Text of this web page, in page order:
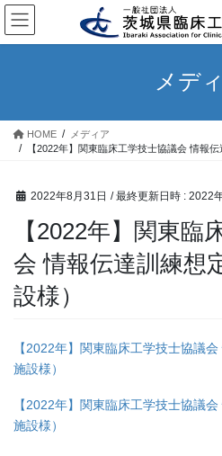
コ
ン
テ
ス
ナ
ビ
ゲ
ン
メデ
HOME
メディア
【2022年】関東臨床工学技士協議会 情報
2022年8月31日 / 最終更新日時 : 2022
【2022年】関東臨
会 情報伝達訓練想
設様）
【2022年】関東臨床工学技士協議
施設様）
【2022年】関東臨床工学技士協議
施設様）